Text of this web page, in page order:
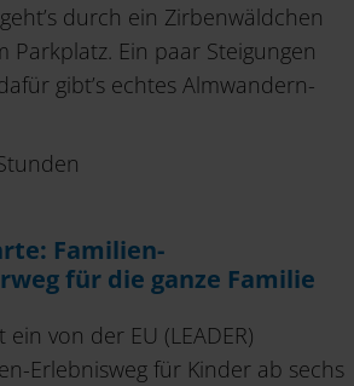
durch ein Zirbenwäldchen
Parkplatz. Ein paar Steigungen
gibt’s echtes Almwandern-
Familien-
für die ganze Familie
von der EU (LEADER)
Erlebnisweg für Kinder ab sechs